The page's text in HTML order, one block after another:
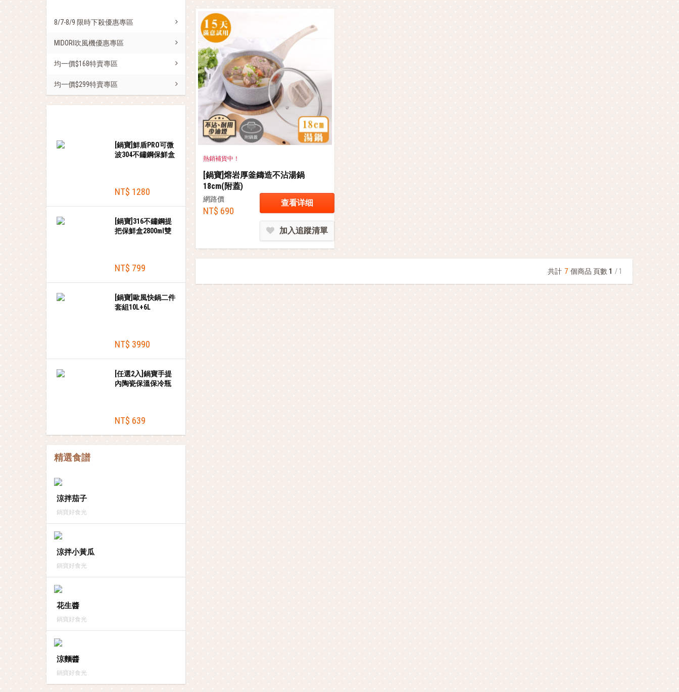
8/7-8/9 限時下殺優惠專區
MIDORI吹風機優惠專區
均一價$168特賣專區
均一價$299特賣專區
[鍋寶]鮮盾PRO可微
波304不鏽鋼保鮮盒
(680ml+850ml+900ml+1000ml)
NT$ 1280
[鍋寶]316不鏽鋼提
把保鮮盒2800ml雙
NT$ 799
[鍋寶]歐風快鍋二件
套組10L+6L
NT$ 3990
[任選2入]鍋寶手提
內陶瓷保溫保冷瓶
NT$ 639
精選食譜
涼拌茄子
鍋寶好食光
涼拌小黃瓜
鍋寶好食光
花生醬
鍋寶好食光
涼麵醬
鍋寶好食光
熱銷補貨中！
[鍋寶]熔岩厚釜鑄造不沾湯鍋
18cm(附蓋)
網路價
NT$ 690
查看详细
加入追蹤清單
共計 7 個商品 頁數 1 / 1